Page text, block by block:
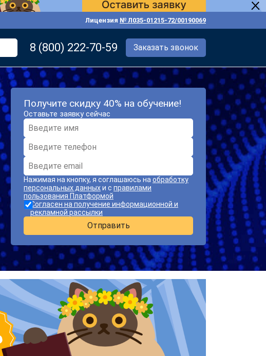
Лицензия № Л035-01215-72/00190069
8 (800) 222-70-59 Заказать звонок
Получите скидку 40% на обучение!
Оставьте заявку сейчас
Нажимая на кнопку, я соглашаюсь на обработку
персональных данныхи с правилами
пользования Платформой
Согласен на получение информационной и
рекламной рассылки
Отправить